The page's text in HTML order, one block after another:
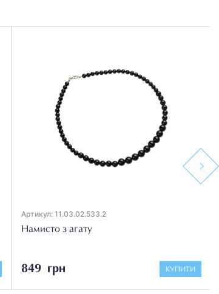
Артикул: 11.03.02.533.2
Намисто з агату
849 грн КУПИТИ
Next